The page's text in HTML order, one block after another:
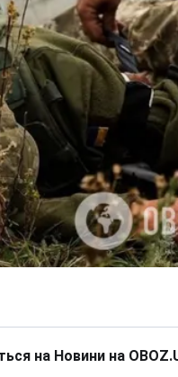
на Новини на